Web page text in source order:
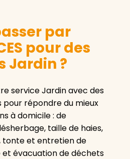
par
pour des
Jardin ?
service Jardin avec des
répondre du mieux
à domicile : de
taille de haies,
tonte et entretien de
et évacuation de déchets